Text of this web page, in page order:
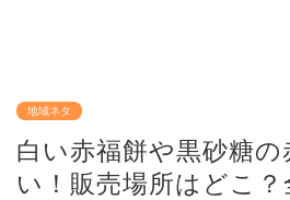
地域ネタ
白い赤福餅や黒砂糖の
い！販売場所はどこ